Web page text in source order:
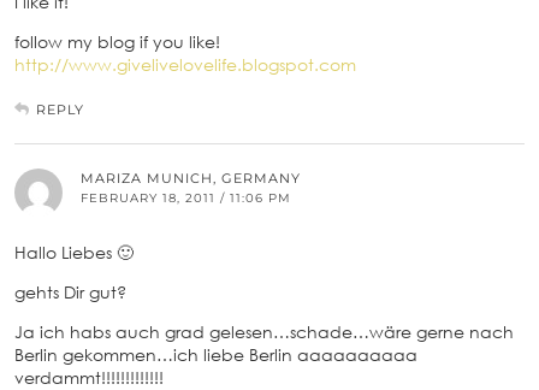
follow my blog if you like!
http://www.givelivelovelife.blogspot.com
REPLY
MARIZA MUNICH, GERMANY
FEBRUARY 18, 2011 / 11:06 PM
Hallo Liebes 🙂
gehts Dir gut?
Ja ich habs auch grad gelesen…schade…wäre gerne nach
Berlin gekommen…ich liebe Berlin aaaaaaaaaa
verdammt!!!!!!!!!!!!!